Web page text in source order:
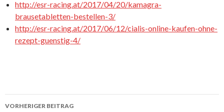
http://esr-racing.at/2017/04/20/kamagra-
brausetabletten-bestellen-3/
http://esr-racing.at/2017/06/12/cialis-online-kaufen-ohne-
rezept-guenstig-4/
VORHERIGER BEITRAG